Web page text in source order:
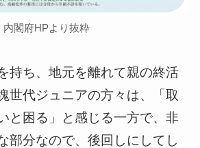
内閣府HPより抜粋
持ち、地元を離れて親の終活
世代ジュニアの方々は、「取
と困る」と感じる一方で、非
部分なので、後回しにしてし